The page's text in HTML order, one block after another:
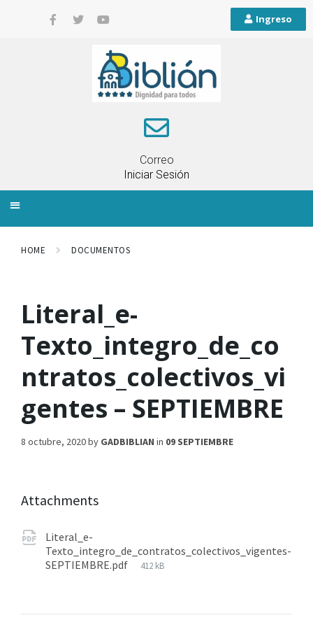
Ingreso
Correo
Iniciar Sesión
HOME DOCUMENTOS
Literal_e-
Texto_integro_de_co
ntratos_colectivos_vi
gentes – SEPTIEMBRE
8 octubre, 2020by GADBIBLIAN in 09 SEPTIEMBRE
Attachments
Literal_e-
Texto_integro_de_contratos_colectivos_vigentes-
SEPTIEMBRE.pdf
412 kB